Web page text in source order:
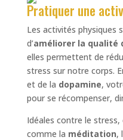
Pratiquer une
Les activités physiques
d’améliorer la qualité
elles permettent de
stress sur notre corps.
et de la dopamine,
pour se récompenser,
Idéales contre le
comme la méditation,